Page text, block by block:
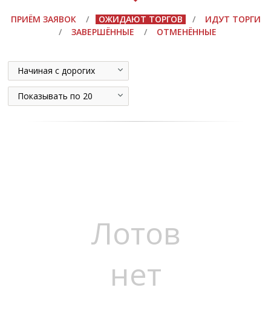
ПРИЁМ ЗАЯВОК / ОЖИДАЮТ ТОРГОВ /
ИДУТ ТОРГИ
/
ЗАВЕРШЁННЫЕ / ОТМЕНЁННЫЕ
Начиная с дорогих
Показывать по 20
Лотов
нет